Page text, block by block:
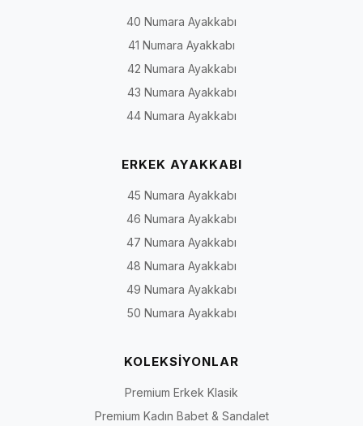
40 Numara Ayakkabı
41 Numara Ayakkabı
42 Numara Ayakkabı
43 Numara Ayakkabı
44 Numara Ayakkabı
ERKEK AYAKKABI
45 Numara Ayakkabı
46 Numara Ayakkabı
47 Numara Ayakkabı
48 Numara Ayakkabı
49 Numara Ayakkabı
50 Numara Ayakkabı
KOLEKSİYONLAR
Premium Erkek Klasik
Premium Kadın Babet & Sandalet